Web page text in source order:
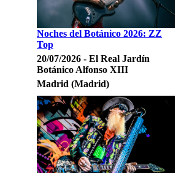
Noches del Botánico 2026: ZZ
Top
20/07/2026 - El Real Jardín
Botánico Alfonso XIII
Madrid (Madrid)